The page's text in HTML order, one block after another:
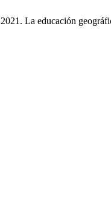
La educación